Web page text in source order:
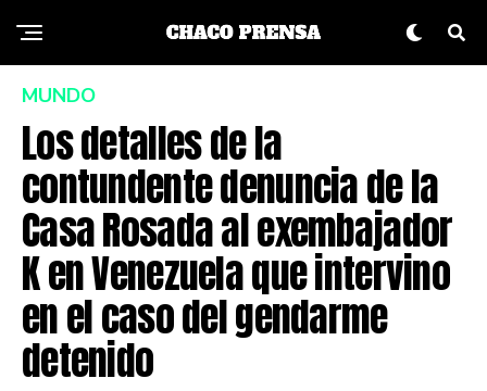
MUNDO
Los detalles de la
contundente denuncia de la
Casa Rosada al exembajador
K en Venezuela que intervino
en el caso del gendarme
detenido